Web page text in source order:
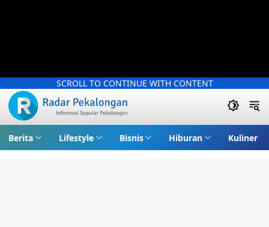
SCROLL TO CONTINUE WITH CONTENT
Berita Lifestyle Bisnis Hiburan Kuliner